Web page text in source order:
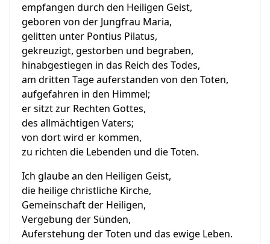
empfangen durch den Heiligen Geist,
geboren von der Jungfrau Maria,
gelitten unter Pontius Pilatus,
gekreuzigt, gestorben und begraben,
hinabgestiegen in das Reich des Todes,
am dritten Tage auferstanden von den Toten,
aufgefahren in den Himmel;
er sitzt zur Rechten Gottes,
des allmächtigen Vaters;
von dort wird er kommen,
zu richten die Lebenden und die Toten.
Ich glaube an den Heiligen Geist,
die heilige christliche Kirche,
Gemeinschaft der Heiligen,
Vergebung der Sünden,
Auferstehung der Toten und das ewige Leben.